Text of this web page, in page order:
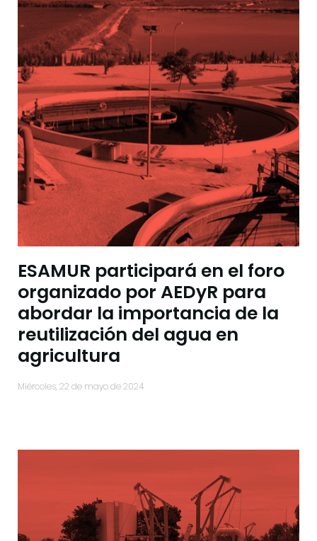
ESAMUR participará en el foro
organizado por AEDyR para
abordar la importancia de la
reutilización del agua en
agricultura
miércoles, 22 de mayo de 2024